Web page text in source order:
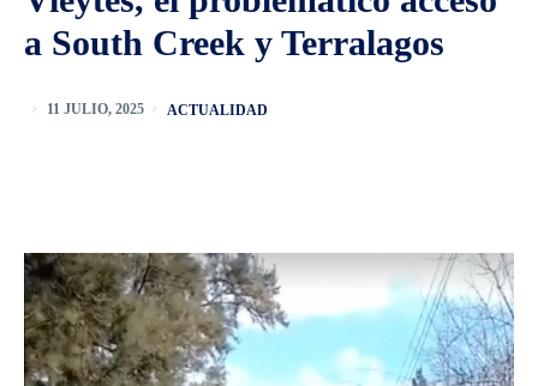
a South Creek y Terralagos
11 JULIO, 2025 ACTUALIDAD